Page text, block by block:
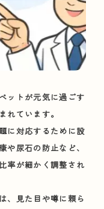
ットが元気に過ごす
れています。
に対応するために設
や尿石の防止など、
率が細かく調整され
、見た目や噂に頼ら